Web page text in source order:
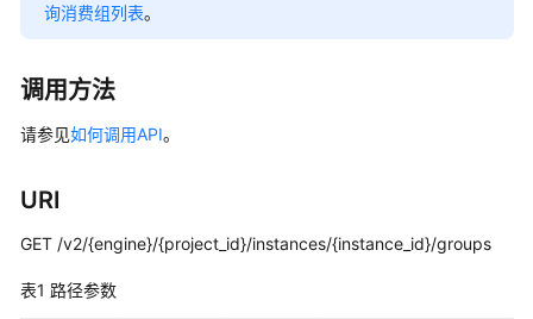
产
品
绍
计
说
速
询消费组列表。
调用方法
请参见如何调用API。
URI
GET /v2/{engine}/{project_id}/instances/{instance_id}/groups
表1 路径参数